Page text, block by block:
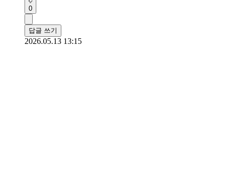
0
답글 쓰기
2026.05.13 13:15